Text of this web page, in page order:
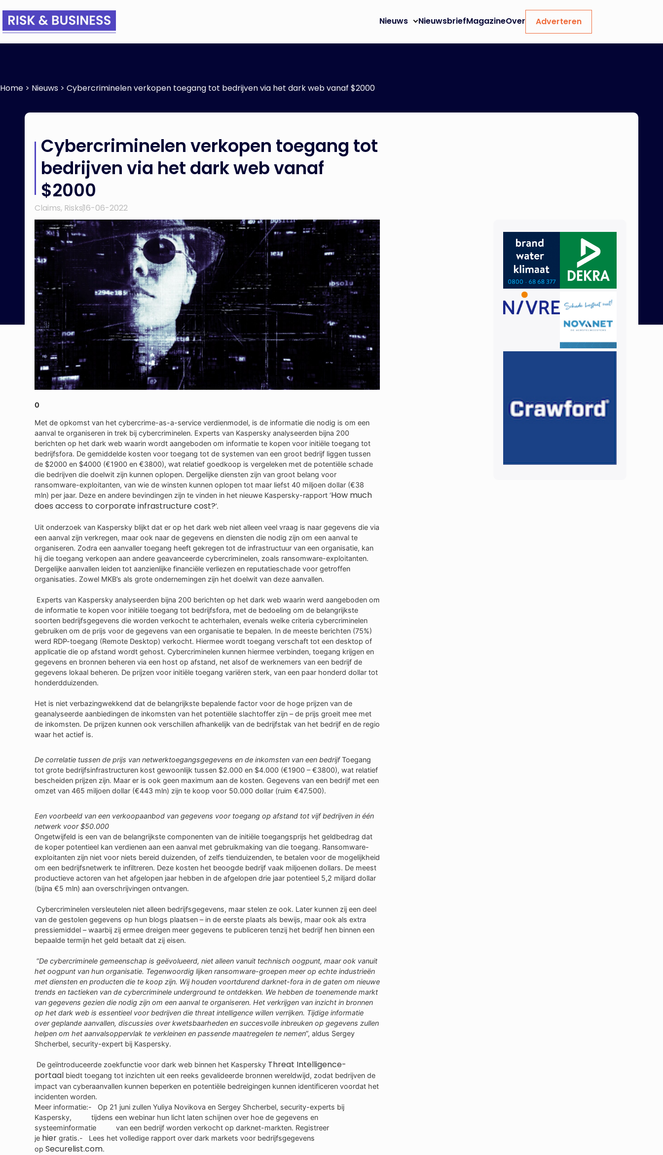
Nieuws NieuwsbriefMagazineOver Adverteren
Home > Nieuws > Cybercriminelen verkopen toegang tot bedrijven via het dark web vanaf $2000
Cybercriminelen verkopen toegang tot
bedrijven via het dark web vanaf
$2000
Claims, Risks16-06-2022
0
Met de opkomst van het cybercrime-as-a-service verdienmodel, is de informatie die nodig is om een
aanval te organiseren in trek bij cybercriminelen. Experts van Kaspersky analyseerden bijna 200
berichten op het dark web waarin wordt aangeboden om informatie te kopen voor initiële toegang tot
bedrijfsfora. De gemiddelde kosten voor toegang tot de systemen van een groot bedrijf liggen tussen
de $2000 en $4000 (€1900 en €3800), wat relatief goedkoop is vergeleken met de potentiële schade
die bedrijven die doelwit zijn kunnen oplopen. Dergelijke diensten zijn van groot belang voor
ransomware-exploitanten, van wie de winsten kunnen oplopen tot maar liefst 40 miljoen dollar (€38
mln) per jaar. Deze en andere bevindingen zijn te vinden in het nieuwe Kaspersky-rapport ‘How much
does access to corporate infrastructure cost?’.
Uit onderzoek van Kaspersky blijkt dat er op het dark web niet alleen veel vraag is naar gegevens die via
een aanval zijn verkregen, maar ook naar de gegevens en diensten die nodig zijn om een aanval te
organiseren. Zodra een aanvaller toegang heeft gekregen tot de infrastructuur van een organisatie, kan
hij die toegang verkopen aan andere geavanceerde cybercriminelen, zoals ransomware-exploitanten.
Dergelijke aanvallen leiden tot aanzienlijke financiële verliezen en reputatieschade voor getroffen
organisaties. Zowel MKB’s als grote ondernemingen zijn het doelwit van deze aanvallen.
Experts van Kaspersky analyseerden bijna 200 berichten op het dark web waarin werd aangeboden om
de informatie te kopen voor initiële toegang tot bedrijfsfora, met de bedoeling om de belangrijkste
soorten bedrijfsgegevens die worden verkocht te achterhalen, evenals welke criteria cybercriminelen
gebruiken om de prijs voor de gegevens van een organisatie te bepalen. In de meeste berichten (75%)
werd RDP-toegang (Remote Desktop) verkocht. Hiermee wordt toegang verschaft tot een desktop of
applicatie die op afstand wordt gehost. Cybercriminelen kunnen hiermee verbinden, toegang krijgen en
gegevens en bronnen beheren via een host op afstand, net alsof de werknemers van een bedrijf de
gegevens lokaal beheren. De prijzen voor initiële toegang variëren sterk, van een paar honderd dollar tot
honderdduizenden.
Het is niet verbazingwekkend dat de belangrijkste bepalende factor voor de hoge prijzen van de
geanalyseerde aanbiedingen de inkomsten van het potentiële slachtoffer zijn – de prijs groeit mee met
de inkomsten. De prijzen kunnen ook verschillen afhankelijk van de bedrijfstak van het bedrijf en de regio
waar het actief is.
De correlatie tussen de prijs van netwerktoegangsgegevens en de inkomsten van een bedrijfToegang
tot grote bedrijfsinfrastructuren kost gewoonlijk tussen $2.000 en $4.000 (€1900 – €3800), wat relatief
bescheiden prijzen zijn. Maar er is ook geen maximum aan de kosten. Gegevens van een bedrijf met een
omzet van 465 miljoen dollar (€443 mln) zijn te koop voor 50.000 dollar (ruim €47.500).
Een voorbeeld van een verkoopaanbod van gegevens voor toegang op afstand tot vijf bedrijven in één
netwerk voor $50.000
Ongetwijfeld is een van de belangrijkste componenten van de initiële toegangsprijs het geldbedrag dat
de koper potentieel kan verdienen aan een aanval met gebruikmaking van die toegang. Ransomware-
exploitanten zijn niet voor niets bereid duizenden, of zelfs tienduizenden, te betalen voor de mogelijkheid
om een bedrijfsnetwerk te infiltreren. Deze kosten het beoogde bedrijf vaak miljoenen dollars. De meest
productieve actoren van het afgelopen jaar hebben in de afgelopen drie jaar potentieel 5,2 miljard dollar
(bijna €5 mln) aan overschrijvingen ontvangen.
Cybercriminelen versleutelen niet alleen bedrijfsgegevens, maar stelen ze ook. Later kunnen zij een deel
van de gestolen gegevens op hun blogs plaatsen – in de eerste plaats als bewijs, maar ook als extra
pressiemiddel – waarbij zij ermee dreigen meer gegevens te publiceren tenzij het bedrijf hen binnen een
bepaalde termijn het geld betaalt dat zij eisen.
“De cybercriminele gemeenschap is geëvolueerd, niet alleen vanuit technisch oogpunt, maar ook vanuit
het oogpunt van hun organisatie. Tegenwoordig lijken ransomware-groepen meer op echte industrieën
met diensten en producten die te koop zijn. Wij houden voortdurend darknet-fora in de gaten om nieuwe
trends en tactieken van de cybercriminele underground te ontdekken. We hebben de toenemende markt
van gegevens gezien die nodig zijn om een aanval te organiseren. Het verkrijgen van inzicht in bronnen
op het dark web is essentieel voor bedrijven die threat intelligence willen verrijken. Tijdige informatie
over geplande aanvallen, discussies over kwetsbaarheden en succesvolle inbreuken op gegevens zullen
helpen om het aanvalsoppervlak te verkleinen en passende maatregelen te nemen”, aldus Sergey
Shcherbel, security-expert bij Kaspersky.
De geïntroduceerde zoekfunctie voor dark web binnen het Kaspersky Threat Intelligence-
portaal biedt toegang tot inzichten uit een reeks gevalideerde bronnen wereldwijd, zodat bedrijven de
impact van cyberaanvallen kunnen beperken en potentiële bedreigingen kunnen identificeren voordat het
incidenten worden.
Meer informatie:- Op 21 juni zullen Yuliya Novikova en Sergey Shcherbel, security-experts bij
Kaspersky, tijdens een webinar hun licht laten schijnen over hoe de gegevens en
systeeminformatie van een bedrijf worden verkocht op darknet-markten. Registreer
je hier gratis.- Lees het volledige rapport over dark markets voor bedrijfsgegevens
op Securelist.com.